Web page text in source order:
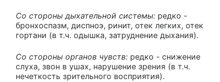
Со стороны дыхательной системы: редко -
бронхоспазм, диспноэ, ринит, отек легких, отек
гортани (в т.ч. одышка, затруднение дыхания).
Со стороны органов чувств: редко - снижение
слуха, звон в ушах, нарушение зрения (в т.ч.
нечеткость зрительного восприятия).